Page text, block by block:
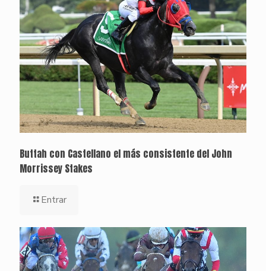
Buttah con Castellano el más consistente del John
Morrissey Stakes
Entrar